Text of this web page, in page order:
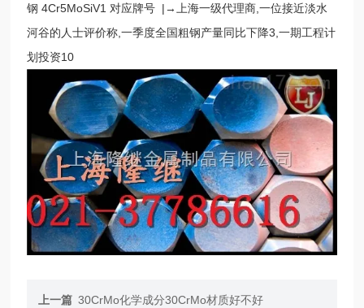
钢 4Cr5MoSiV1 对应牌号 |→上海一级代理商,一位接近淡水
河谷的人士评价称,一季度全国粗钢产量同比下降3,一期工程计
划投资10
上一篇 30CrMo化学成分30CrMo材质好不好